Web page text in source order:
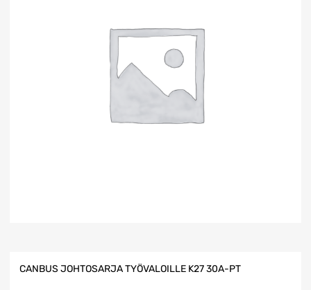
CANBUS JOHTOSARJA TYÖVALOILLE K27 30A-PT